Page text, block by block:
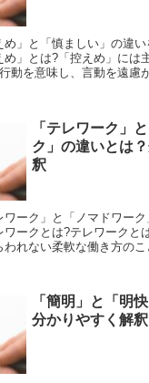
」と「慎ましい」の違
め」とは?「控えめ」には
動を意味し、言動を遠慮
「テレワーク」
ク」の違いとは
釈
ワーク」と「ノマドワー
ークとは?テレワークと
れない柔軟な働き方のこ
「簡明」と「明
分かりやすく解釈